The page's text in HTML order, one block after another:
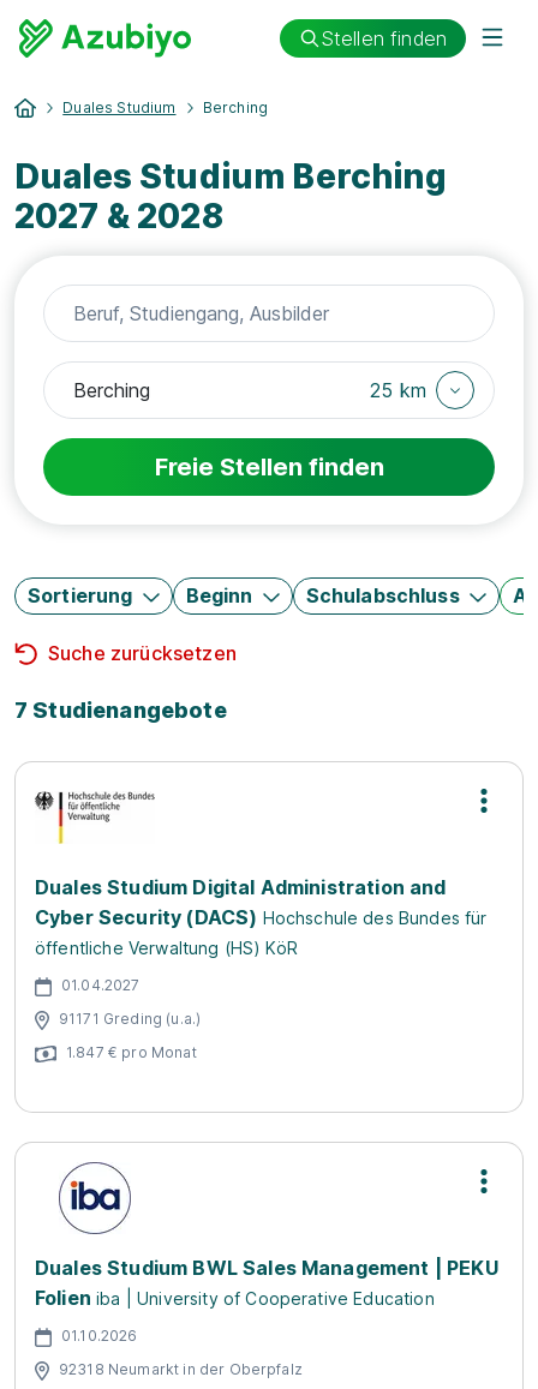
Stellen finden
Duales Studium Berching
Duales Studium Berching
2027 & 2028
25 km
Freie Stellen finden
Sortierung Beginn Schulabschluss
Suche zurücksetzen
7 Studienangebote
Duales Studium Digital Administration and
Cyber Security (DACS) Hochschule des Bundes für
öffentliche Verwaltung (HS) KöR
01.04.2027
91171 Greding (u.a.)
1.847 € pro Monat
Duales Studium BWL Sales Management | PEKU
Folien iba | University of Cooperative Education
01.10.2026
92318 Neumarkt in der Oberpfalz